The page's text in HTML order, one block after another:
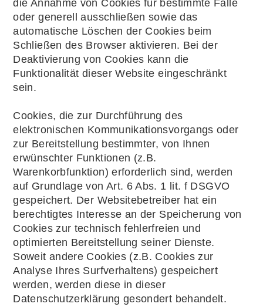
die Annahme von Cookies für bestimmte Fälle
oder generell ausschließen sowie das
automatische Löschen der Cookies beim
Schließen des Browser aktivieren. Bei der
Deaktivierung von Cookies kann die
Funktionalität dieser Website eingeschränkt
sein.
Cookies, die zur Durchführung des
elektronischen Kommunikationsvorgangs oder
zur Bereitstellung bestimmter, von Ihnen
erwünschter Funktionen (z.B.
Warenkorbfunktion) erforderlich sind, werden
auf Grundlage von Art. 6 Abs. 1 lit. f DSGVO
gespeichert. Der Websitebetreiber hat ein
berechtigtes Interesse an der Speicherung von
Cookies zur technisch fehlerfreien und
optimierten Bereitstellung seiner Dienste.
Soweit andere Cookies (z.B. Cookies zur
Analyse Ihres Surfverhaltens) gespeichert
werden, werden diese in dieser
Datenschutzerklärung gesondert behandelt.